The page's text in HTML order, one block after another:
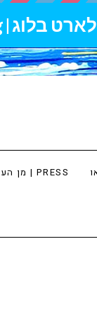
מן העיתונות | PRESS